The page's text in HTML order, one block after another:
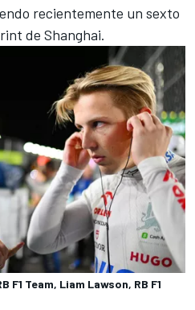
recientemente un sexto
de Shanghai.
Team, Liam Lawson, RB F1